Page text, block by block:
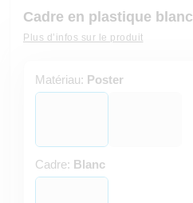
Cadre en plastique blanc
Plus d’infos sur le produit
Matériau: Poster
Cadre: Blanc